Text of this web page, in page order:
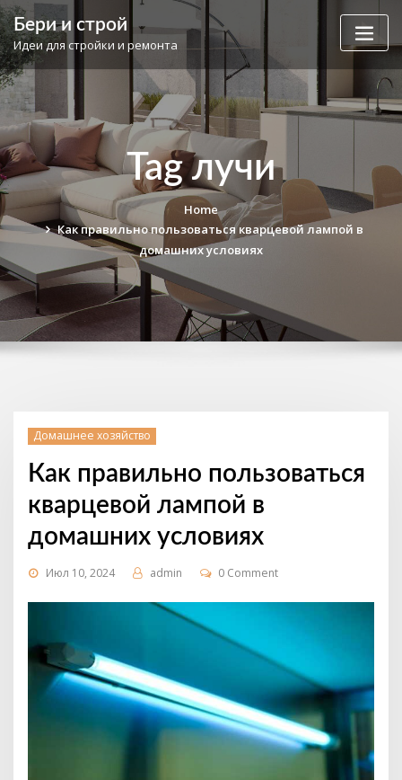
Skip
to
content
Бери и строй
Идеи для стройки и ремонта
Tag лучи
Home
Как правильно пользоваться кварцевой лампой в
домашних условиях
Домашнее хозяйство
Как правильно пользоваться
кварцевой лампой в
домашних условиях
Июл 10, 2024 admin 0 Comment